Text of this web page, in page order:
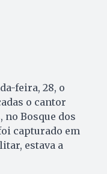
feira, 28, o
o cantor
no Bosque dos
capturado em
estava a